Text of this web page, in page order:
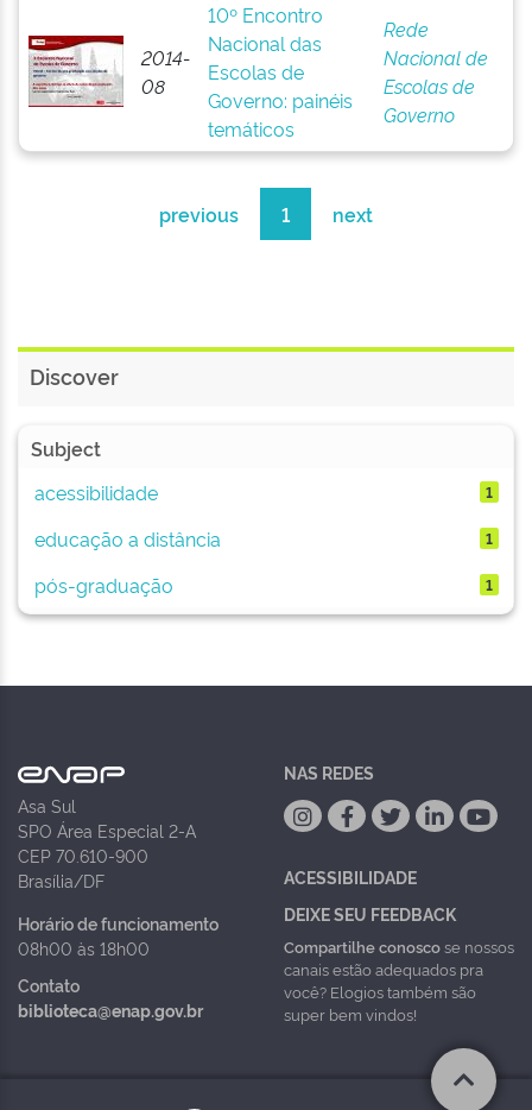
2014-
08
10º Encontro
Nacional das
Escolas de
Governo: painéis
temáticos
Rede
Nacional de
Escolas de
Governo
previous 1 next
Discover
Subject
acessibilidade
1
educação a distância 1
pós-graduação 1
Asa Sul
SPO Área Especial 2-A
CEP 70.610-900
Brasília/DF
Horário de funcionamento
08h00 às 18h00
Contato
biblioteca@enap.gov.br
NAS REDES
ACESSIBILIDADE
DEIXE SEU FEEDBACK
Compartilhe conoscose nossos
canais estão adequados pra
você? Elogios também são
super bem vindos!